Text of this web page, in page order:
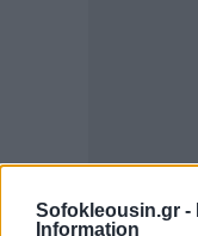
Sofokleousin.gr -
Information